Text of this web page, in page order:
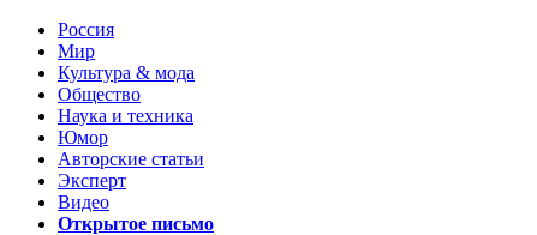
Россия
Мир
Культура & мода
Общество
Наука и техника
Юмор
Авторские статьи
Эксперт
Видео
Открытое письмо